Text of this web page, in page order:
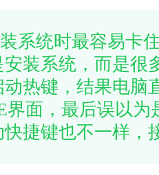
系统时最容易卡
装系统，而是很
热键，结果电脑
界面，最后误以
捷键也不一样，